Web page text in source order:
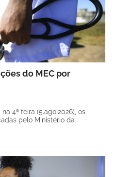
do MEC por
4ª feira (5.ago.2026), os
pelo Ministério da